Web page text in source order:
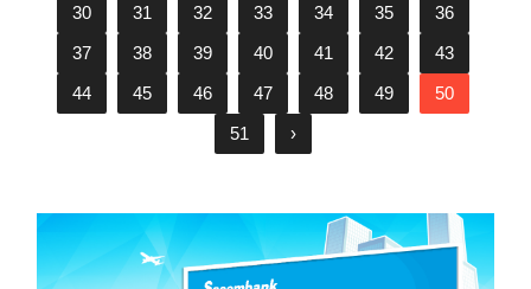
30
31 32 33 34 35
36
37
38 39 40 41 42
43
44
45 46 47 48 49
50
51
›